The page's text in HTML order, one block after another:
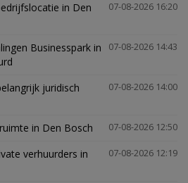
07-08-2026 16:20
in Den
07-08-2026 14:43
Businesspark in
07-08-2026 14:00
juridisch
07-08-2026 12:50
in Den Bosch
07-08-2026 12:19
verhuurders in